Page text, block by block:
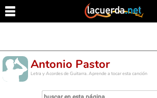
Antonio Pastor
Letra y Acordes de Guitarra. Aprende a tocar esta canción